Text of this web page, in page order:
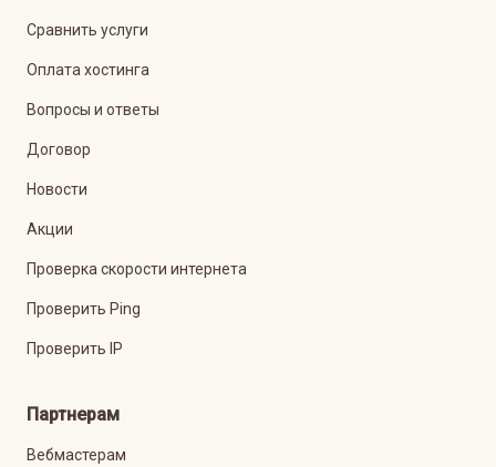
Сравнить услуги
Оплата хостинга
Вопросы и ответы
Договор
Новости
Акции
Проверка скорости интернета
Проверить Ping
Проверить IP
Партнерам
Вебмастерам